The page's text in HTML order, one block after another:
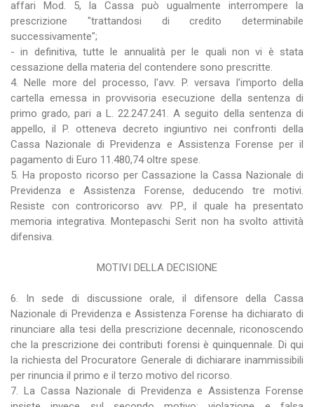
affari Mod. 5, la Cassa può ugualmente interrompere la
prescrizione "trattandosi di credito determinabile
successivamente";
- in definitiva, tutte le annualità per le quali non vi è stata
cessazione della materia del contendere sono prescritte.
4. Nelle more del processo, l'avv. P. versava l'importo della
cartella emessa in provvisoria esecuzione della sentenza di
primo grado, pari a L. 22.247.241. A seguito della sentenza di
appello, il P. otteneva decreto ingiuntivo nei confronti della
Cassa Nazionale di Previdenza e Assistenza Forense per il
pagamento di Euro 11.480,74 oltre spese.
5. Ha proposto ricorso per Cassazione la Cassa Nazionale di
Previdenza e Assistenza Forense, deducendo tre motivi.
Resiste con controricorso avv. P.P., il quale ha presentato
memoria integrativa. Montepaschi Serit non ha svolto attività
difensiva.
MOTIVI DELLA DECISIONE
6. In sede di discussione orale, il difensore della Cassa
Nazionale di Previdenza e Assistenza Forense ha dichiarato di
rinunciare alla tesi della prescrizione decennale, riconoscendo
che la prescrizione dei contributi forensi è quinquennale. Di qui
la richiesta del Procuratore Generale di dichiarare inammissibili
per rinuncia il primo e il terzo motivo del ricorso.
7. La Cassa Nazionale di Previdenza e Assistenza Forense